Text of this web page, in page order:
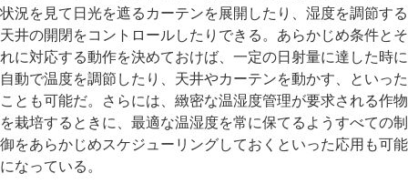
状況を見て日光を遮るカーテンを展開したり、湿度を調節する
天井の開閉をコントロールしたりできる。あらかじめ条件とそ
れに対応する動作を決めておけば、一定の日射量に達した時に
自動で温度を調節したり、天井やカーテンを動かす、といった
ことも可能だ。さらには、緻密な温湿度管理が要求される作物
を栽培するときに、最適な温湿度を常に保てるようすべての制
御をあらかじめスケジューリングしておくといった応用も可能
になっている。